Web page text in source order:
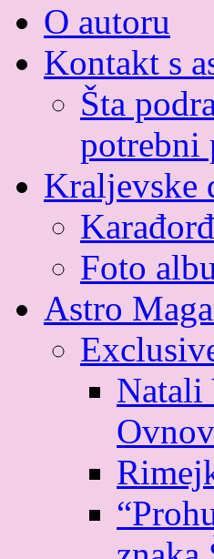
O autoru
Kontakt s
Šta
potrebni
Kraljevske
Foto
Astro
Natali